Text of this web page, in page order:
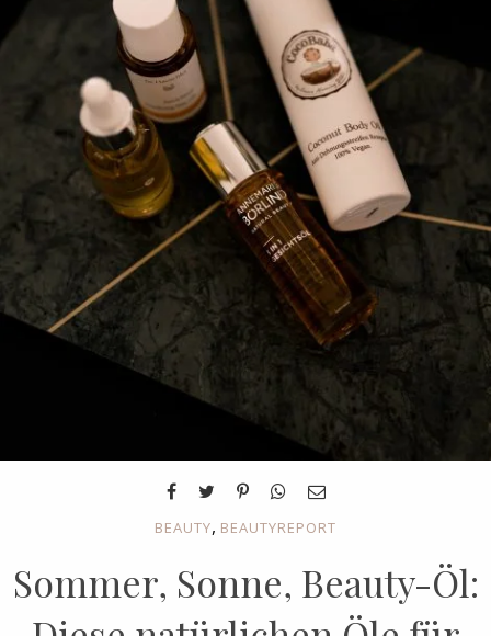
BEAUTY, BEAUTYREPORT
Sommer, Sonne, Beauty-Öl: